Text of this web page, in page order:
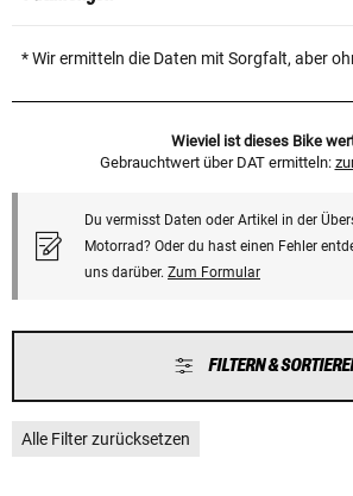
* Wir ermitteln die Daten mit Sorgfalt, aber
Wieviel ist dieses Bike
Gebrauchtwert über DAT ermitteln:
Du vermisst Daten oder Artikel in der
Motorrad? Oder du hast einen Fehler
uns darüber. Zum Formular
FILTERN &
Alle Filter zurücksetzen